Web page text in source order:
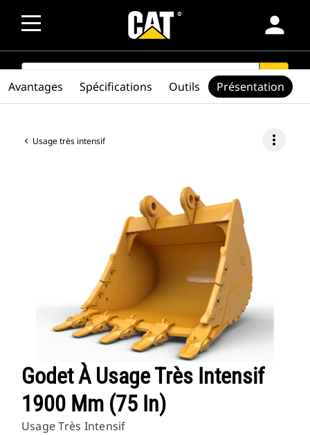
person
SEARCH search
Usage très intensif more_vert
Godet À Usage Très Intensif
1900 Mm (75 In)
Usage Très Intensif
Avantages Spécifications Outils Présentation